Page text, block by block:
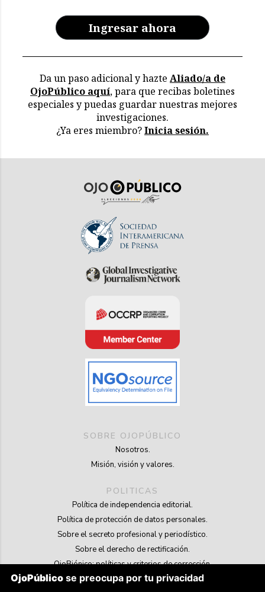
Ingresar ahora
Da un paso adicional y hazte Aliado/a de
OjoPúblico aquí, para que recibas boletines
especiales y puedas guardar nuestras mejores
investigaciones.
¿Ya eres miembro?Inicia sesión.
SOBRE OJOPÚBLICO
Nosotros.
Misión, visión y valores.
POLITICAS
Política de independencia editorial.
Política de protección de datos personales.
Sobre el secreto profesional y periodístico.
Sobre el derecho de rectificación.
OjoBiónico: políticas y criterios de corrección.
Sobre libertad de información frente a pedidos de retiro de contenidos.
OjoPúblico se preocupa por tu privacidad